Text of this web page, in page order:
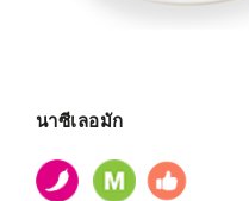
นาซีเลอมัก